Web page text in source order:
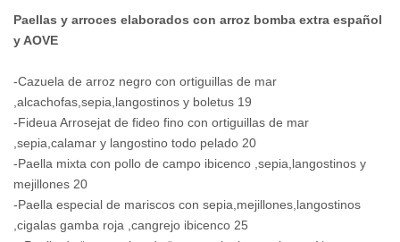
Paellas y arroces elaborados con arroz bomba extra español
y AOVE
-Cazuela de arroz negro con ortiguillas de mar
,alcachofas,sepia,langostinos y boletus 19
-Fideua Arrosejat de fideo fino con ortiguillas de mar
,sepia,calamar y langostino todo pelado 20
-Paella mixta con pollo de campo ibicenco ,sepia,langostinos y
mejillones 20
-Paella especial de mariscos con sepia,mejillones,langostinos
,cigalas gamba roja ,cangrejo ibicenco 25